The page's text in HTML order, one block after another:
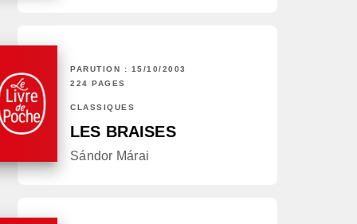
PARUTION : 15/10/2003
224 PAGES
CLASSIQUES
LES BRAISES
Sándor Márai